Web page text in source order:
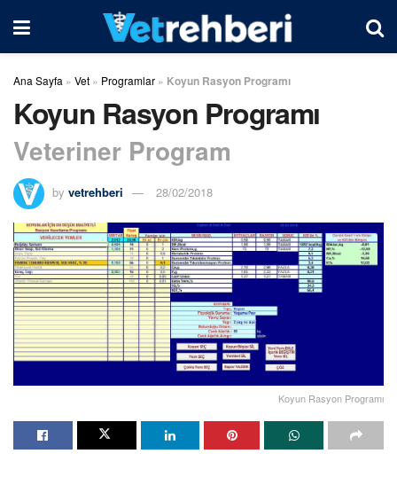
Ana Sayfa » Vet » Programlar » Koyun Rasyon Programı
Koyun Rasyon Programı
Veteriner Program
by vetrehberi 28/02/2018
Koyun Rasyon Programı